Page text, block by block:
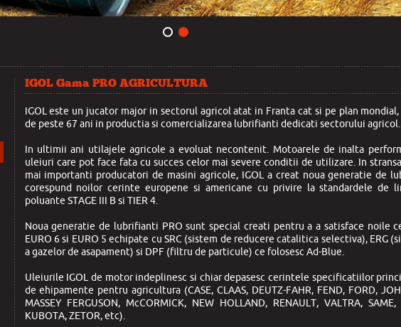
IGOL Gama PRO AGRICULTURA
IGOL este un jucator major in sectorul agricol atat in Franta cat si pe plan
de peste 67 ani in productia si comercializarea lubrifianti dedicati sectorului agricol.
In ultimii ani utilajele agricole a evoluat necontenit. Motoarele de inalta
uleiuri care pot face fata cu succes celor mai severe conditii de utilizare. In
mai importanti producatori de masini agricole, IGOL a creat noua generatie de
corespund noilor cerinte europene si americane cu privire la standardele de
poluante STAGE III B si TIER 4.
Noua generatie de lubrifianti PRO sunt special creati pentru a a satisface noile
EURO 6 si EURO 5 echipate cu SRC (sistem de reducere catalitica selectiva), ERG
a gazelor de asapament) si DPF (filtru de particule) ce folosesc Ad-Blue.
Uleiurile IGOL de motor indeplinesc si chiar depasesc cerintele specificatiilor
de ehipamente pentru agricultura (CASE, CLAAS, DEUTZ-FAHR, FEND, FORD,
MASSEY FERGUSON, McCORMICK, NEW HOLLAND, RENAULT, VALTRA, SAME,
KUBOTA, ZETOR, etc).